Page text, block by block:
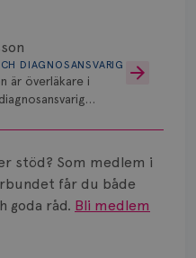
DIAGNOSANSVARIG
är överläkare i
i Umeå.
stöd? Som medlem i
får du både
goda råd. Bli medlem